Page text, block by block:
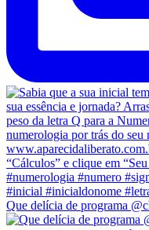
Que delícia de programa